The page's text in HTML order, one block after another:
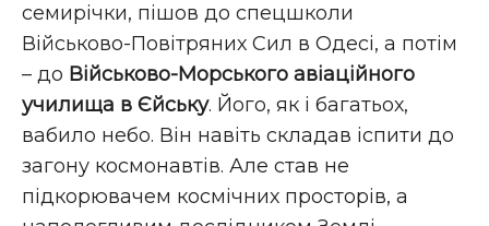
семирічки, пішов до спецшколи
Військово-Повітряних Сил в Одесі, а потім
– до Військово-Морського авіаційного
училища в Єйську. Його, як і багатьох,
вабило небо. Він навіть складав іспити до
загону космонавтів. Але став не
підкорювачем космічних просторів, а